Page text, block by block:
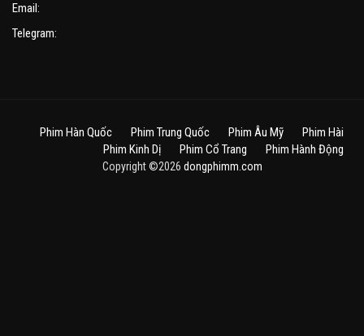
Email:
Telegram:
Phim Hàn Quốc Phim Trung Quốc Phim Âu Mỹ
Phim Hài
Phim Kinh Dị
Phim Cổ Trang Phim Hành Động
Copyright ©2026 dongphimm.com